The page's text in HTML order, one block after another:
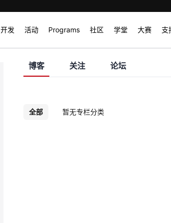
开发 活动 Programs 社区 学堂 大赛 支
博客 关注 论坛
全部 暂无专栏分类